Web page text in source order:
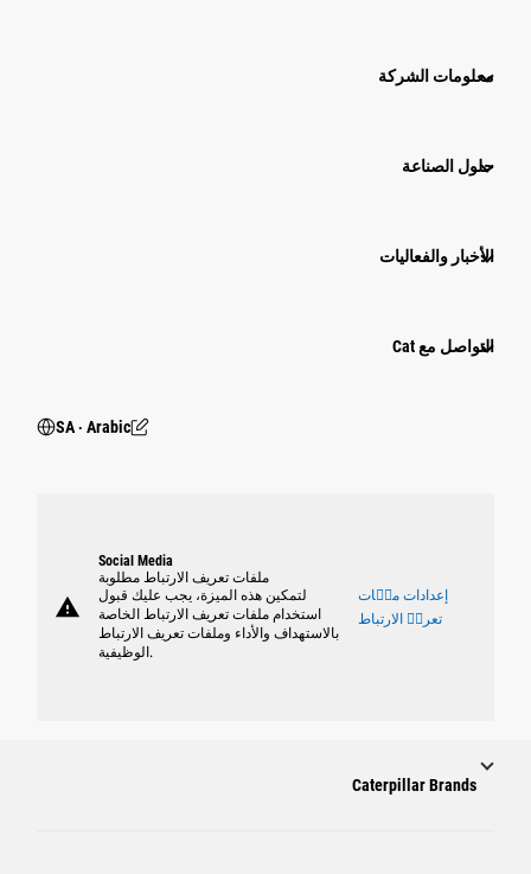
معلومات الشركة
حلول الصناعة
الأخبار والفعاليات
التواصل مع Cat
SA ‧ Arabic
warning
Social Media
ملفات تعريف الارتباط مطلوبة
لتمكين هذه الميزة، يجب عليك قبول
استخدام ملفات تعريف الارتباط الخاصة
بالاستهداف والأداء وملفات تعريف الارتباط
الوظيفية.
إعدادات ملٝات
تعريٝ الارتباط
Caterpillar Brands